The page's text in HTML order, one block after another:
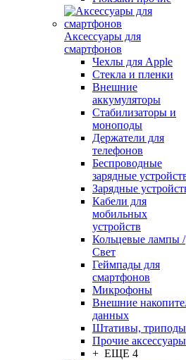
Аксессуары для
смартфонов
Чехлы для Apple
Стекла и пленки
Внешние
аккумуляторы
Стабилизаторы и
моноподы
Держатели для
телефонов
Беспроводные
зарядные
Зарядные
Кабели для
мобильных
устройств
Кольцевые лампы /
Свет
Геймпады для
смартфонов
Микрофоны
Внешние
данных
Штативы, триподы
Прочие аксессуары
+ ЕЩЕ 4